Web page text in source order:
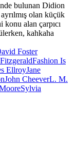
bulunan Didion
olan küçük
alan çarpıcı
kahkaha
Foster
Fashion Is
EllroyJane
John CheeverL. M.
Sylvia